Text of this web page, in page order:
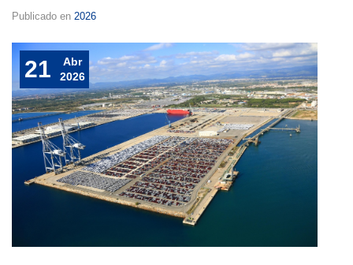
Publicado en 2026
21
Abr
2026